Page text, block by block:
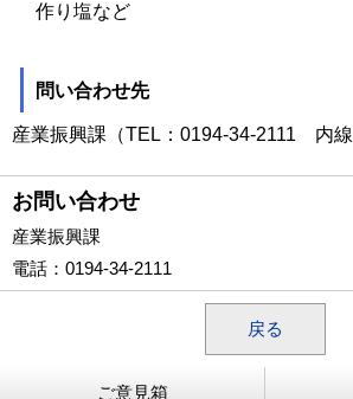
作り塩など
問い合わせ先
産業振興課（TEL：0194-34-2111 内線
お問い合わせ
産業振興課
電話 ：0194-34-2111
戻る
ご意見箱